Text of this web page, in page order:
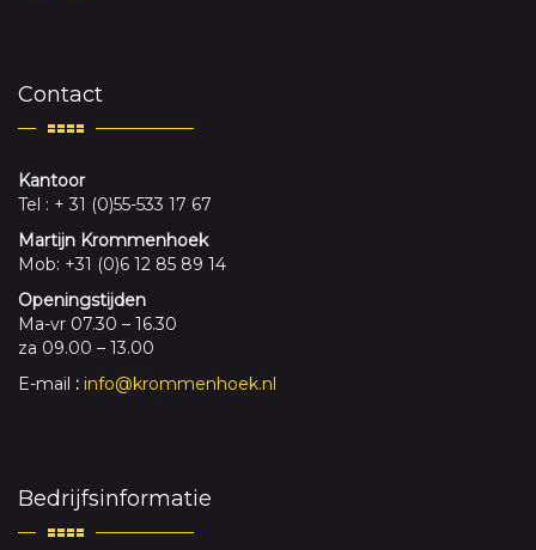
Contact
Kantoor
Tel : + 31 (0)55-533 17 67
Martijn Krommenhoek
Mob: +31 (0)6 12 85 89 14
Openingstijden
Ma-vr 07.30 – 16.30
za 09.00 – 13.00
E-mail : info@krommenhoek.nl
Bedrijfsinformatie